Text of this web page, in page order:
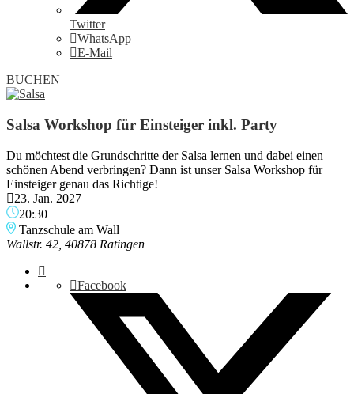
Twitter
WhatsApp
E-Mail
BUCHEN
Salsa Workshop für Einsteiger inkl. Party
Du möchtest die Grundschritte der Salsa lernen und dabei einen
schönen Abend verbringen? Dann ist unser Salsa Workshop für
Einsteiger genau das Richtige!
23. Jan. 2027
20:30
Tanzschule am Wall
Wallstr. 42, 40878 Ratingen
Facebook